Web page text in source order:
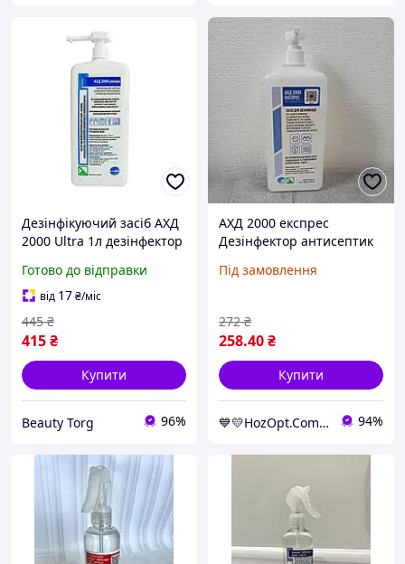
Дезінфікуючий засіб АХД
2000 Ultra 1л дезінфектор
стерилізації
Готово до відправки
від 17₴/міс
415₴
445 ₴
Купити
Beauty Torg 96%
АХД 2000 експрес
Дезінфектор антисептик
Під замовлення
258.40₴
272 ₴
Купити
💙💛HozOpt.Com.Ua 94%